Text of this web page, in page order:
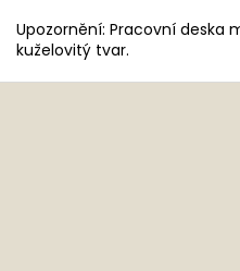
Upozornění: Pracovní deska
kuželovitý tvar.